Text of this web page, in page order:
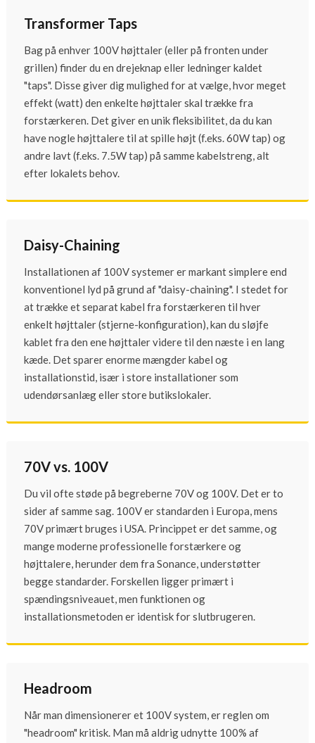
Transformer Taps
Bag på enhver 100V højttaler (eller på fronten under
grillen) finder du en drejeknap eller ledninger kaldet
"taps". Disse giver dig mulighed for at vælge, hvor meget
effekt (watt) den enkelte højttaler skal trække fra
forstærkeren. Det giver en unik fleksibilitet, da du kan
have nogle højttalere til at spille højt (f.eks. 60W tap) og
andre lavt (f.eks. 7.5W tap) på samme kabelstreng, alt
efter lokalets behov.
Daisy-Chaining
Installationen af 100V systemer er markant simplere end
konventionel lyd på grund af "daisy-chaining". I stedet for
at trække et separat kabel fra forstærkeren til hver
enkelt højttaler (stjerne-konfiguration), kan du sløjfe
kablet fra den ene højttaler videre til den næste i en lang
kæde. Det sparer enorme mængder kabel og
installationstid, især i store installationer som
udendørsanlæg eller store butikslokaler.
70V vs. 100V
Du vil ofte støde på begreberne 70V og 100V. Det er to
sider af samme sag. 100V er standarden i Europa, mens
70V primært bruges i USA. Princippet er det samme, og
mange moderne professionelle forstærkere og
højttalere, herunder dem fra Sonance, understøtter
begge standarder. Forskellen ligger primært i
spændingsniveauet, men funktionen og
installationsmetoden er identisk for slutbrugeren.
Headroom
Når man dimensionerer et 100V system, er reglen om
"headroom" kritisk. Man må aldrig udnytte 100% af